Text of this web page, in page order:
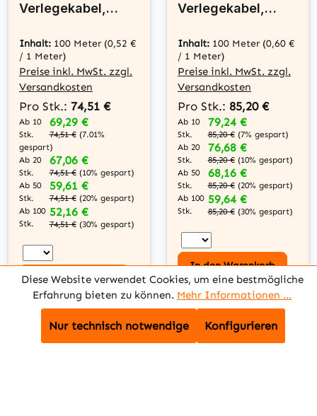
Verlegekabel,
AWG24 CU, PVC
Inhalt: 100 Meter (0,52 €
/ 1 Meter)
Preise inkl. MwSt. zzgl.
Versandkosten
Pro Stk.: 74,51 €
Ab 10
Stk.
69,29 €
74,51 € (7.01%
gespart)
Ab 20
Stk.
67,06 €
74,51 € (10% gespart)
Ab 50
Stk.
59,61 €
74,51 € (20% gespart)
Ab 100
Stk.
52,16 €
74,51 € (30% gespart)
In den Warenkorb
Verlegekabel,
AWG24 CU,
halogenfrei
Inhalt: 100 Meter (0,60 €
/ 1 Meter)
Preise inkl. MwSt. zzgl.
Versandkosten
Pro Stk.: 85,20 €
Ab 10
Stk.
79,24 €
85,20 € (7% gespart)
Ab 20
Stk.
76,68 €
85,20 € (10% gespart)
Ab 50
Stk.
68,16 €
85,20 € (20% gespart)
Ab 100
Stk.
59,64 €
85,20 € (30% gespart)
In den Warenkorb
Zum Artikel
Diese Website verwendet Cookies, um eine bestmögliche
Erfahrung bieten zu können. Mehr Informationen ...
Nur technisch notwendige Konfigurieren